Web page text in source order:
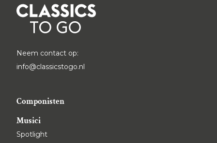
Neem contact op:
info@classicstogo.nl
Componisten
Musici
Spotlight